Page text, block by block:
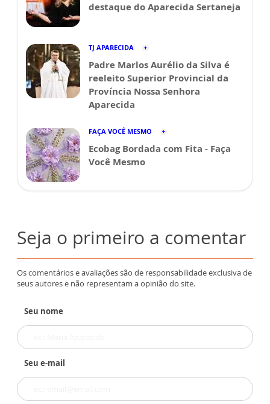
destaque do Aparecida Sertaneja
TJ APARECIDA
Padre Marlos Aurélio da Silva é
reeleito Superior Provincial da
Província Nossa Senhora
Aparecida
FAÇA VOCÊ MESMO
Ecobag Bordada com Fita - Faça
Você Mesmo
Seja o primeiro a comentar
Os comentários e avaliações são de responsabilidade exclusiva de
seus autores e não representam a opinião do site.
Seu nome
Seu e-mail